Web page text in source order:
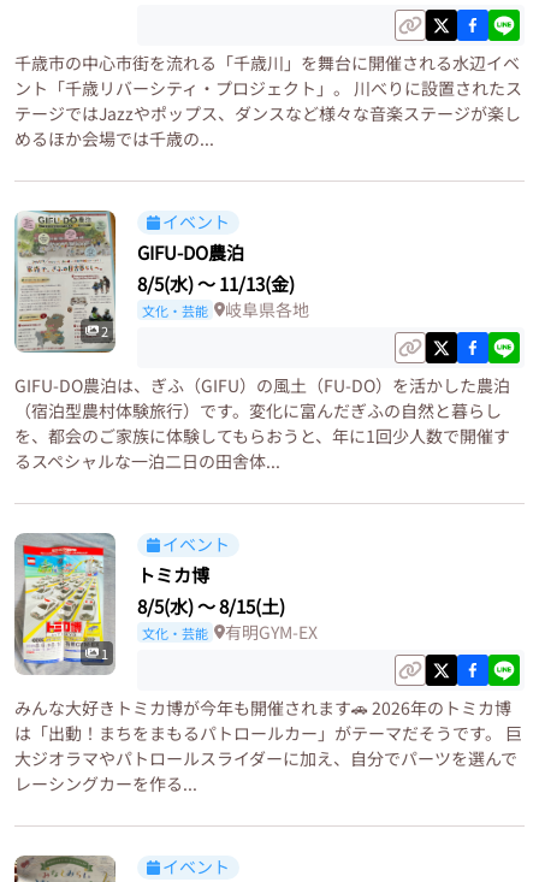
千歳市の中心市街を流れる「千歳川」を舞台に開催される水辺イベ
ント「千歳リバーシティ・プロジェクト」。 川べりに設置されたス
テージではJazzやポップス、ダンスなど様々な音楽ステージが楽し
めるほか会場では千歳の...
2
イベント
GIFU-DO農泊
8/5(水)〜11/13(金)
文化・芸能 岐阜県各地
GIFU-DO農泊は、ぎふ（GIFU）の風土（FU-DO）を活かした農泊
（宿泊型農村体験旅行）です。変化に富んだぎふの自然と暮らし
を、都会のご家族に体験してもらおうと、年に1回少人数で開催す
るスペシャルな一泊二日の田舎体...
1
イベント
トミカ博
8/5(水)〜8/15(土)
文化・芸能 有明GYM-EX
みんな大好きトミカ博が今年も開催されます🚗 2026年のトミカ博
は「出動！まちをまもるパトロールカー」がテーマだそうです。 巨
大ジオラマやパトロールスライダーに加え、自分でパーツを選んで
レーシングカーを作る...
イベント